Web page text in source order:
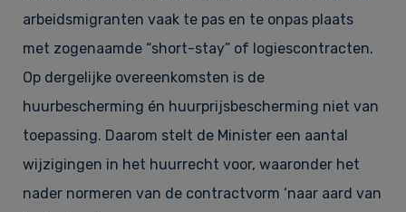
arbeidsmigranten vaak te pas en te onpas plaats
met zogenaamde “short-stay” of logiescontracten.
Op dergelijke overeenkomsten is de
huurbescherming én huurprijsbescherming niet van
toepassing. Daarom stelt de Minister een aantal
wijzigingen in het huurrecht voor, waaronder het
nader normeren van de contractvorm ‘naar aard van